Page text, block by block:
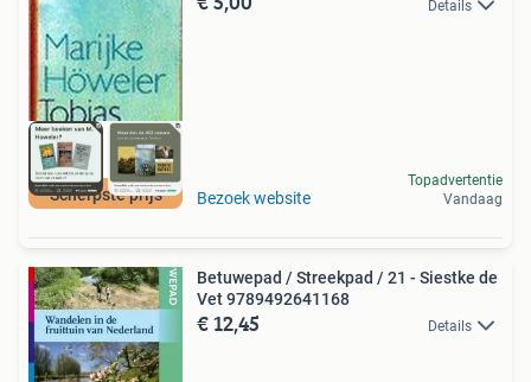
Scherpste prijs
Details
Bezoek website
Topadvertentie
Vandaag
Betuwepad / Streekpad / 21 - Siestke de
Vet 9789492641168
€ 12,45 Details